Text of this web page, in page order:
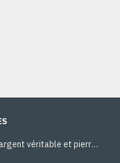
Nos bijoux en argent véritable et pierres naturelles